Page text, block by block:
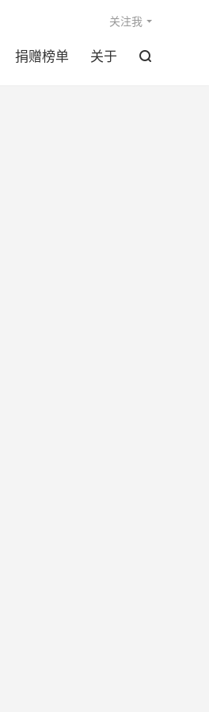
捐赠榜单 关于 
关注我